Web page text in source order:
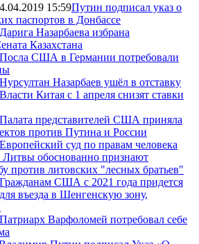
15:59Путин подписал указ о
паспортов в Донбассе
Дарига Назарбаева избрана
Казахстана
Посла США в Германии потребовали
Нурсултан Назарбаев ушёл в отставку
Власти Китая с 1 апреля снизят ставки
Палата представителей США приняла
против Путина и России
Европейский суд по правам человека
Литвы обоснованно признают
против литовских "лесных братьев"
Гражданам США с 2021 года придется
въезда в Шенгенскую зону,
Патриарх Варфоломей потребовал себе